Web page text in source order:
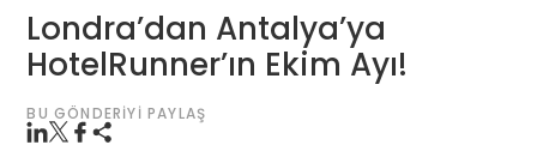
Londra’dan Antalya’ya
HotelRunner’ın Ekim Ayı!
BU GÖNDERIYI PAYLAŞ